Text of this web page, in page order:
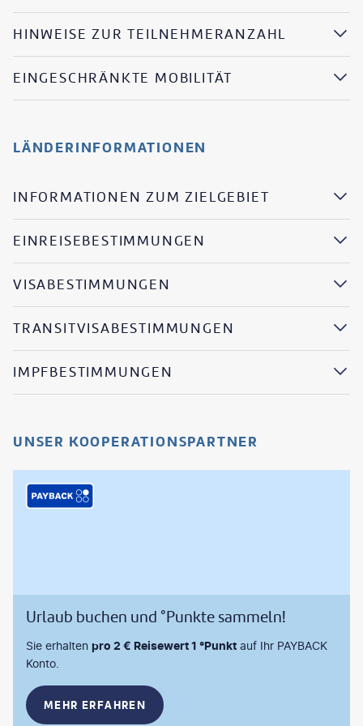
HINWEISE ZUR TEILNEHMERANZAHL
EINGESCHRÄNKTE MOBILITÄT
LÄNDERINFORMATIONEN
INFORMATIONEN ZUM ZIELGEBIET
EINREISEBESTIMMUNGEN
VISABESTIMMUNGEN
TRANSITVISABESTIMMUNGEN
IMPFBESTIMMUNGEN
UNSER KOOPERATIONSPARTNER
Urlaub buchen und °Punkte sammeln!
Sie erhalten pro 2 € Reisewert 1 °Punkt auf Ihr PAYBACK
Konto.
MEHR ERFAHREN